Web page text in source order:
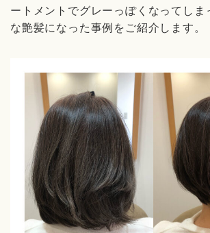
ートメントでグレーっぽくなってしま
な艶髪になった事例をご紹介します。